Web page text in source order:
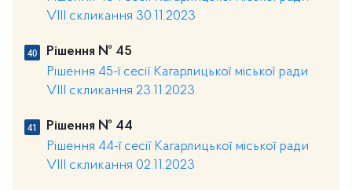
VIII скликання 30.11.2023
Рішення № 45
Рішення 45-ї сесії Кагарлицької міської ради
VIII скликання 23.11.2023
Рішення № 44
Рішення 44-ї сесії Кагарлицької міської ради
VIII скликання 02.11.2023